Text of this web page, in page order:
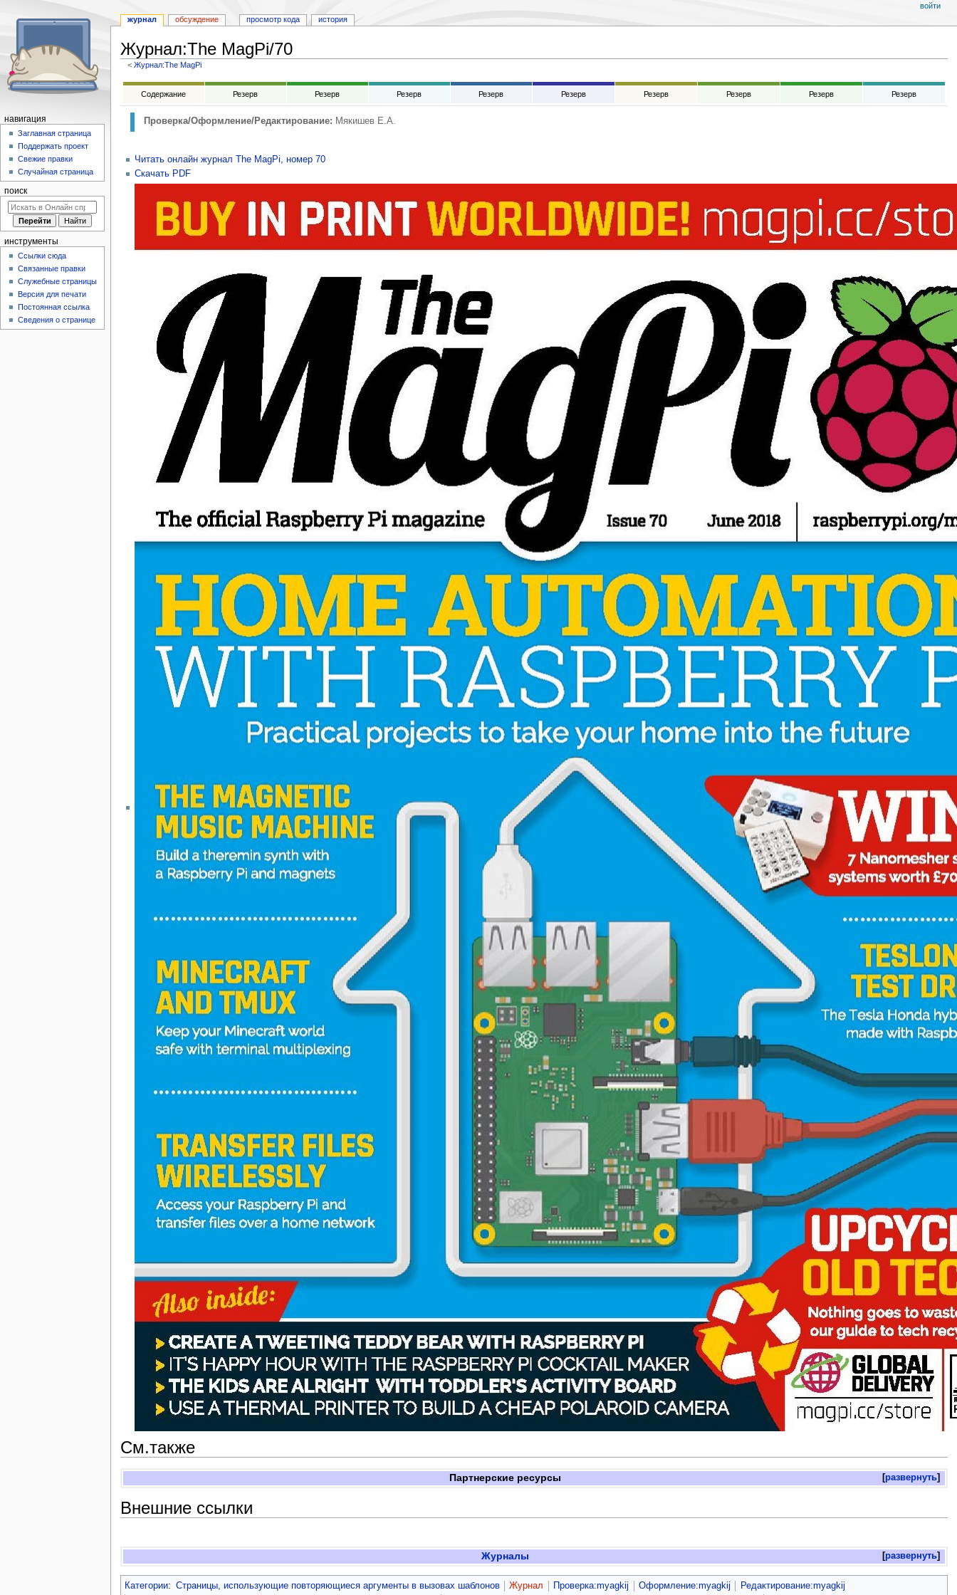
Журнал:The MagPi/70
<Журнал:The MagPi
Перейти
навигации
Перейти
поиску
Содержание Резерв Резерв Резерв Резерв Резерв Резерв Резерв Резерв Резерв
Проверка/Оформление/Редактирование: Мякишев Е.А.
Читать онлайн журнал The MagPi, номер 70
Скачать PDF
См.также
развернуть
Партнерские ресурсы
Внешние ссылки
развернуть
Журналы
Категории: Страницы, использующие повторяющиеся аргументы в вызовах шаблонов Журнал Проверка:myagkij Оформление:myagkij
Редактирование:myagkij
журнал обсуждение просмотр кода история
войти
навигация
Заглавная страница
Поддержать проект
Свежие правки
Случайная страница
поиск
инструменты
Ссылки сюда
Связанные правки
Служебные страницы
Версия для печати
Постоянная ссылка
Сведения о странице